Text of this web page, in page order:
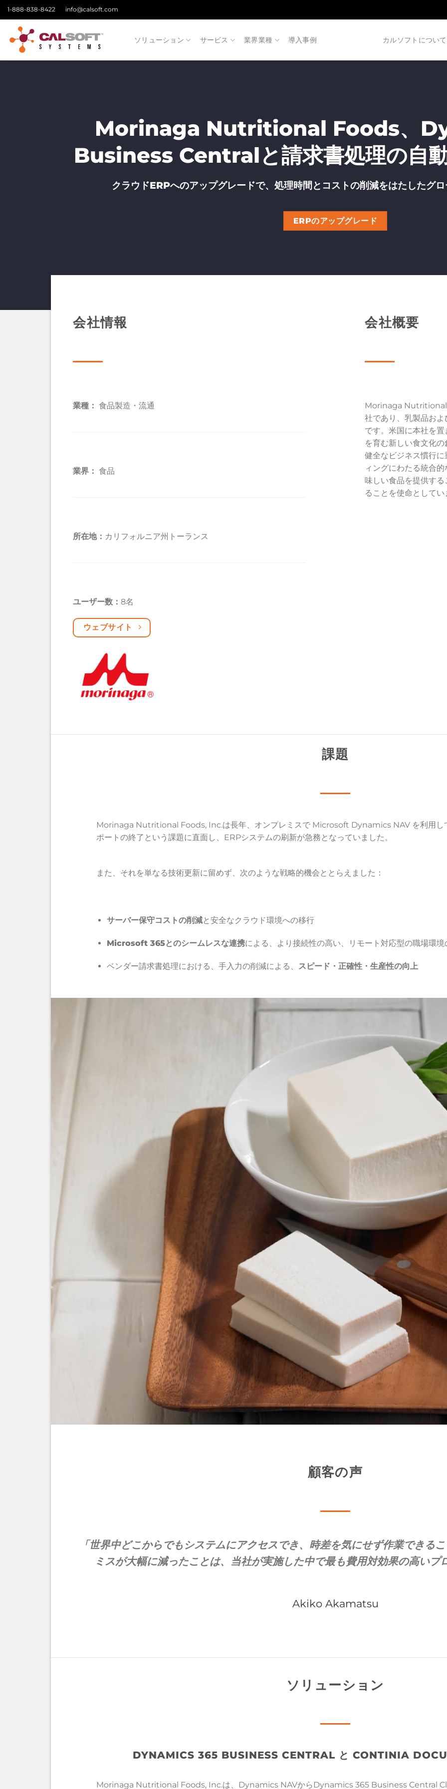
Skip
to
content
1-888-838-8422 info@calsoft.com
ソリューション サービス 業界業種 導入事例 カルソフトについて
Morinaga Nutritional Foods、
Business Centralと請求書処理の自
クラウドERPへのアップグレードで、処理時間とコストの削減をはたしたグ
ERPのアップグレード
会社情報
業種： 食品製造・流通
業界： 食品
所在地： カリフォルニア州トーランス
ユーザー数：8名
ウェブサイト
会社概要
Morinaga Nutritional
社であり、乳製品お
です。米国に本社を
を育む新しい食文化
健全なビジネス慣行
ィングにわたる統合
味しい食品を提供す
ることを使命としてい
課題
Morinaga Nutritional Foods, Inc.は長年、オンプレミスで Microsoft Dynamics NAV を利用し
ポートの終了という課題に直面し、ERPシステムの刷新が急務となっていました。
また、それを単なる技術更新に留めず、次のような戦略的機会ととらえました：
サーバー保守コストの削減と安全なクラウド環境への移行
Microsoft 365とのシームレスな連携による、より接続性の高い、リモート対応型の職場環境
ベンダー請求書処理における、手入力の削減による、 スピード・正確性・生産性の向上
顧客の声
「世界中どこからでもシステムにアクセスでき、時差を気にせず作業できる
ミスが大幅に減ったことは、当社が実施した中で最も費用対効果の高いプ
Akiko Akamatsu
ソリューション
DYNAMICS 365 BUSINESS CENTRAL と CONTINIA
Morinaga Nutritional Foods, Inc.は、Dynamics NAVからDynamics 365 Business Central